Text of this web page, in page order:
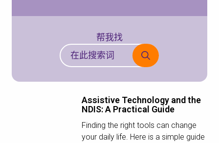
帮我找
Assistive Technology and the
NDIS: A Practical Guide
Finding the right tools can change
your daily life. Here is a simple guide